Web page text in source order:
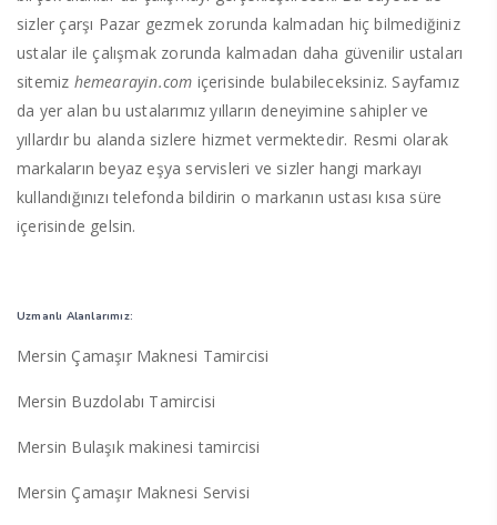
sizler çarşı Pazar gezmek zorunda kalmadan hiç bilmediğiniz
ustalar ile çalışmak zorunda kalmadan daha güvenilir ustaları
sitemiz hemearayin.com içerisinde bulabileceksiniz. Sayfamız
da yer alan bu ustalarımız yılların deneyimine sahipler ve
yıllardır bu alanda sizlere hizmet vermektedir. Resmi olarak
markaların beyaz eşya servisleri ve sizler hangi markayı
kullandığınızı telefonda bildirin o markanın ustası kısa süre
içerisinde gelsin.
Uzmanlı Alanlarımız:
Mersin Çamaşır Maknesi Tamircisi
Mersin Buzdolabı Tamircisi
Mersin Bulaşık makinesi tamircisi
Mersin Çamaşır Maknesi Servisi